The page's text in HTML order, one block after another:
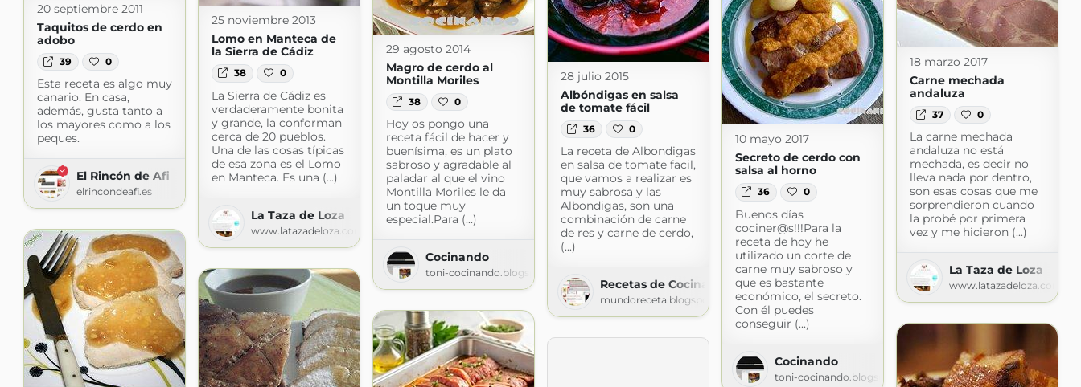
20 septiembre 2011
Taquitos de cerdo en
adobo
39 0
Esta receta es algo muy
canario. En casa,
además, gusta tanto a
los mayores como a los
peques.
El Rincón de Afi
elrincondeafi.es
25 noviembre 2013
Lomo en Manteca de
la Sierra de Cádiz
38 0
La Sierra de Cádiz es
verdaderamente bonita
y grande, la conforman
cerca de 20 pueblos.
Una de las cosas típicas
de esa zona es el Lomo
en Manteca. Es una (...)
La Taza de Loza
www.latazadeloza.com
29 agosto 2014
Magro de cerdo al
Montilla Moriles
38 0
Hoy os pongo una
receta fácil de hacer y
buenísima, es un plato
sabroso y agradable al
paladar al que el vino
Montilla Moriles le da
un toque muy
especial.Para (...)
Cocinando
toni-cocinando.blogspot.com
18 marzo 2017
Carne mechada
andaluza
37 0
La carne mechada
andaluza no está
mechada, es decir no
lleva nada por dentro,
son esas cosas que me
sorprendieron cuando
la probé por primera
vez y me hicieron (...)
La Taza de Loza
www.latazadeloza.com
28 julio 2015
Albóndigas en salsa
de tomate fácil
36 0
La receta de Albondigas
en salsa de tomate facil,
que vamos a realizar es
muy sabrosa y las
Albondigas, son una
combinación de carne
de res y carne de cerdo,
(...)
Recetas de Cocina faciles
mundoreceta.blogspot.com
10 mayo 2017
Secreto de cerdo con
salsa al horno
36 0
Buenos días
cociner@s!!!Para la
receta de hoy he
utilizado un corte de
carne muy sabroso y
que es bastante
económico, el secreto.
Con él puedes
conseguir (...)
Cocinando
toni-cocinando.blogspot.com